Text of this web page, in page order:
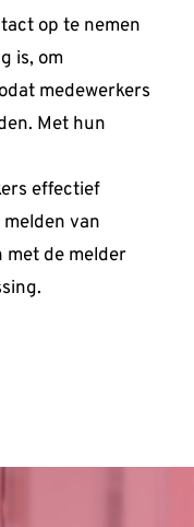
op te nemen
is, om
medewerkers
Met hun
effectief
van
met de melder